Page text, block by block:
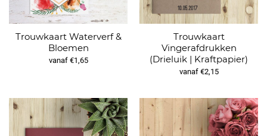
Trouwkaart Waterverf &
Bloemen
vanaf €1,65
Trouwkaart
Vingerafdrukken
(Drieluik | Kraftpapier)
vanaf €2,15